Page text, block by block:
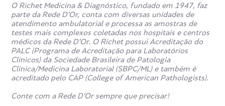
O Richet Medicina & Diagnóstico, fundado em 1947, faz
parte da Rede D’Or, conta com diversas unidades de
atendimento ambulatorial e processa as amostras de
testes mais complexos coletadas nos hospitais e centros
médicos da Rede D’Or. O Richet possui Acreditação do
PALC (Programa de Acreditação para Laboratórios
Clínicos) da Sociedade Brasileira de Patologia
Clínica/Medicina Laboratorial (SBPC/ML) e também é
acreditado pelo CAP (College of American Pathologists).
Conte com a Rede D’Or sempre que precisar!